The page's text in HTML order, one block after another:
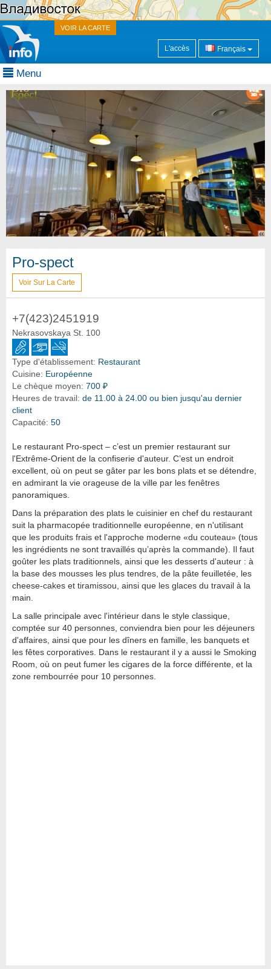
VOIR LA CARTE
L'accès Français
Menu
Pro-spect
Voir Sur La Carte
+7(423)2451919
Nekrasovskaya St. 100
Type d'établissement: Restaurant
Cuisine: Européenne
Le chèque moyen: 700 ₽
Heures de travail: de 11.00 à 24.00 ou bien jusqu'au dernier
client
Capacité: 50
Le restaurant Pro-spect – c’est un premier restaurant sur
l'Extrême-Orient de la confiserie d'auteur. C’est un endroit
excellent, où on peut se gâter par les bons plats et se détendre,
en admirant la vie orageuse de la ville par les fenêtres
panoramiques.
Dans la préparation des plats le cuisinier en chef du restaurant
suit la pharmacopée traditionnelle européenne, en n'utilisant
que les produits frais et l'approche moderne «du couteau» (tous
les ingrédients ne sont travaillés qu’après la commande). Il faut
goûter les plats traditionnels, ainsi que les desserts d'auteur : à
la base des mousses les plus tendres, de la pâte feuilletée, les
cheese-cakes et tiramissou, ainsi que les glaces du travail à la
main.
La salle principale avec l'intérieur dans le style classique,
comptée sur 40 personnes, conviendra bien pour les déjeuners
d'affaires, ainsi que pour les dîners en famille, les banquets et
les fêtes corporatives. Dans le restaurant il y a aussi le Smoking
Room, où on peut fumer les cigares de la force différente, et la
zone rembourrée pour 10 personnes.